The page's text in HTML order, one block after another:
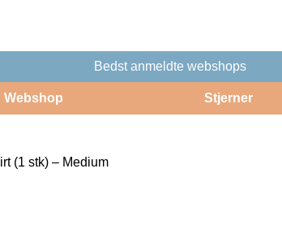
Bedst anmeldte webshops
Webshop Stjerner
(1 stk) – Medium